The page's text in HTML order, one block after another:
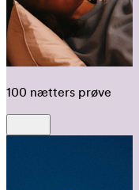
100 nætters prøve